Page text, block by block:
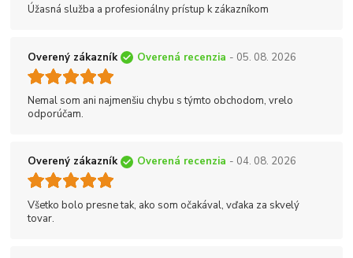
Úžasná služba a profesionálny prístup k zákazníkom
Overený zákazník Overená recenzia - 05. 08. 2026
Nemal som ani najmenšiu chybu s týmto obchodom, vrelo
odporúčam.
Overený zákazník Overená recenzia - 04. 08. 2026
Všetko bolo presne tak, ako som očakával, vďaka za skvelý
tovar.